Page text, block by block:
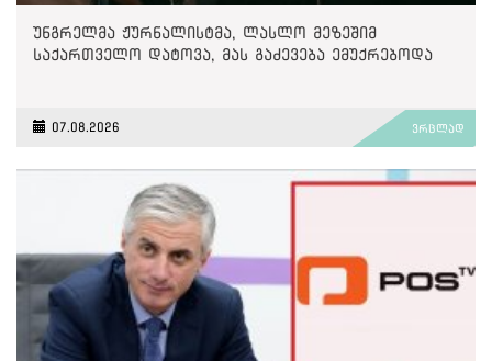
უნგრელმა ჟურნალისტმა, ლასლო მეზეშიმ
საქართველო დატოვა, მას გაძევება ემუქრებოდა
07.08.2026 ვრცლად